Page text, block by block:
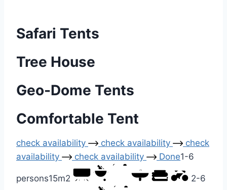
Safari Tents
Tree House
Geo-Dome Tents
Comfortable Tent
check availability check availability
check
availability
check availability Done1-6
persons15m2 2-6